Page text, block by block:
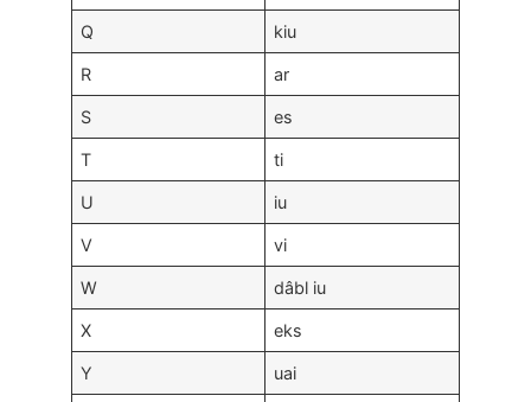
Q kiu
R ar
S es
T ti
U iu
V vi
W dâbl iu
X eks
Y uai